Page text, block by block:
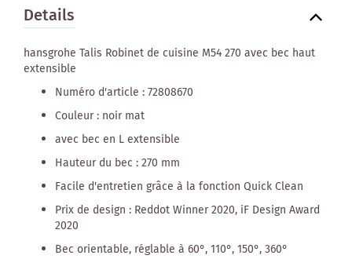
Details
hansgrohe Talis Robinet de cuisine M54 270 avec bec haut
extensible
Numéro d'article : 72808670
Couleur : noir mat
avec bec en L extensible
Hauteur du bec : 270 mm
Facile d'entretien grâce à la fonction Quick Clean
Prix de design : Reddot Winner 2020, iF Design Award
2020
Bec orientable, réglable à 60°, 110°, 150°, 360°